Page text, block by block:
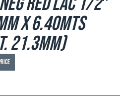
x 6.40mts
21.3mm)